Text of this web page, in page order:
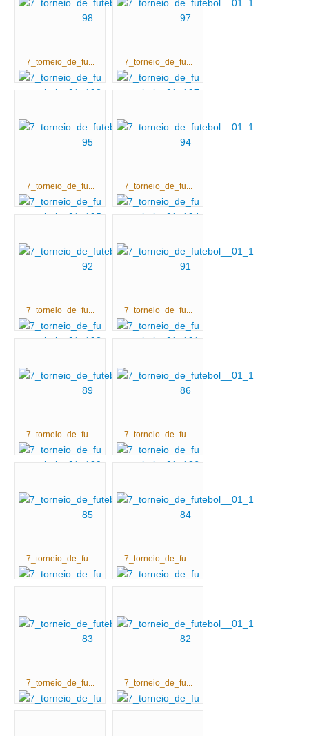
7_torneio_de_fu... 7_torneio_de_fu...
7_torneio_de_fu... 7_torneio_de_fu...
7_torneio_de_fu... 7_torneio_de_fu...
7_torneio_de_fu... 7_torneio_de_fu...
7_torneio_de_fu... 7_torneio_de_fu...
7_torneio_de_fu... 7_torneio_de_fu...